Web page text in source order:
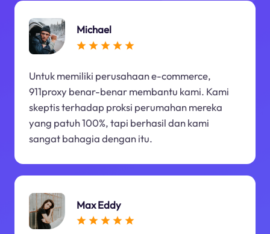
Michael
Untuk memiliki perusahaan e-commerce,
911proxy benar-benar membantu kami. Kami
skeptis terhadap proksi perumahan mereka
yang patuh 100%, tapi berhasil dan kami
sangat bahagia dengan itu.
Max Eddy